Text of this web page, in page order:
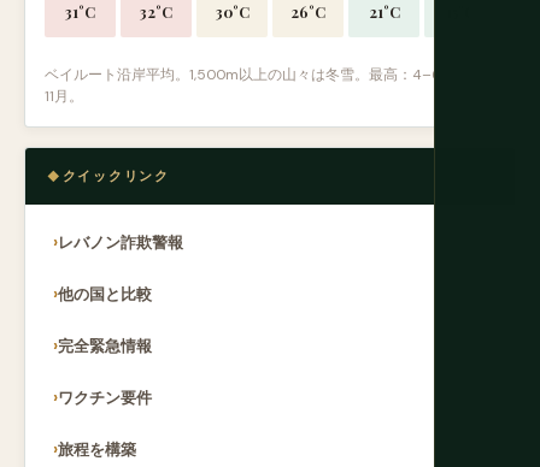
31°C 32°C 30°C 26°C 21°C
ベイルート沿岸平均。1,500m以上の山々は冬雪。最高：4–6月と9–
11月。
クイックリンク
レバノン詐欺警報
他の国と比較
完全緊急情報
ワクチン要件
旅程を構築